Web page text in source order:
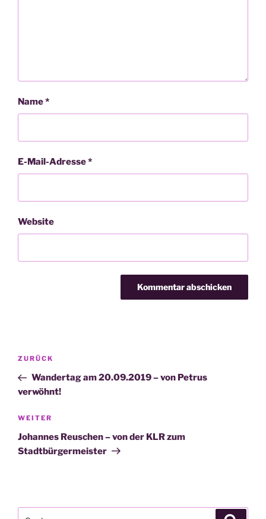
Name*
E-Mail-Adresse*
Website
Beitragsnavigation
Vorheriger
Beitrag
ZURÜCK
Wandertag am 20.09.2019 – von Petrus
verwöhnt!
Nächster
Beitrag
WEITER
Johannes Reuschen – von der KLR zum
Stadtbürgermeister